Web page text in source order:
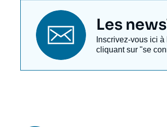
Titre
Les
Texte
Newsletter
Inscrivez-vous ici
cliquant sur "se